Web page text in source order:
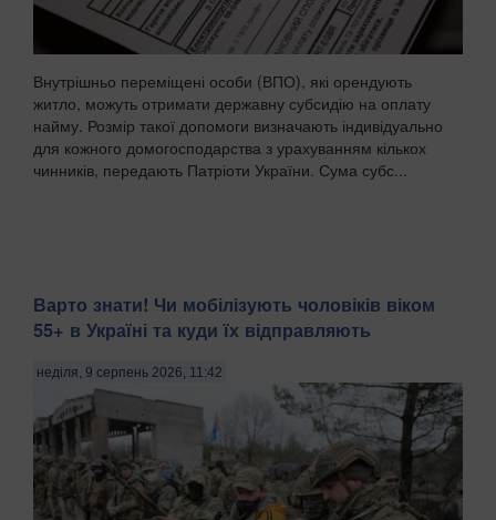
Внутрішньо переміщені особи (ВПО), які орендують
житло, можуть отримати державну субсидію на оплату
найму. Розмір такої допомоги визначають індивідуально
для кожного домогосподарства з урахуванням кількох
чинників, передають Патріоти України. Сума субс...
Варто знати! Чи мобілізують чоловіків віком
55+ в Україні та куди їх відправляють
неділя, 9 серпень 2026, 11:42